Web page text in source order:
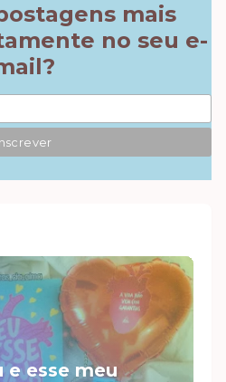
mais
no seu e-
e esse meu